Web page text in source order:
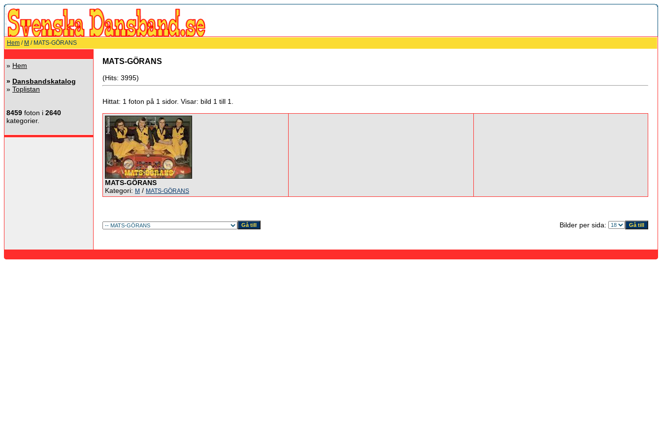
Hem / M / MATS-GÖRANS
» Hem
» Dansbandskatalog
» Toplistan
8459 foton i 2640
kategorier.
MATS-GÖRANS
(Hits: 3995)
Hittat: 1 foton på 1 sidor. Visar: bild 1 till 1.
MATS-GÖRANS
Kategori: M / MATS-GÖRANS
Bilder per sida: